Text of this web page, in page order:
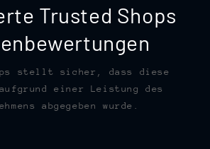
Trusted Shops
stellt sicher, dass diese
aufgrund einer Leistung des
abgegeben wurde.